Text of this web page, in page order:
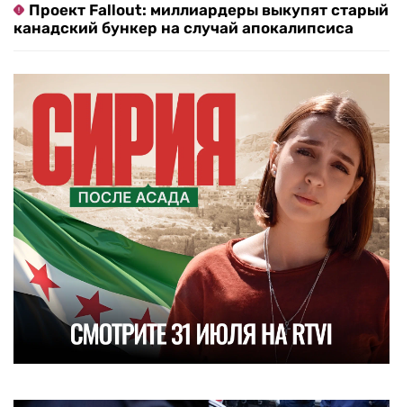
Проект Fallout: миллиардеры выкупят старый
канадский бункер на случай апокалипсиса